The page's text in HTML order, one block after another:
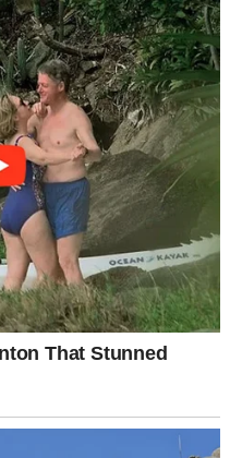
dobiti znak da se stvari
vas raduje, ostvarenje
vjeru da život ipak ima
dolazi u vaš život, ali
sigurnost i trajnu radost.
nije izgubljena. Neke
se ostvare.
znakovima dolazi period
da su strpljenje i